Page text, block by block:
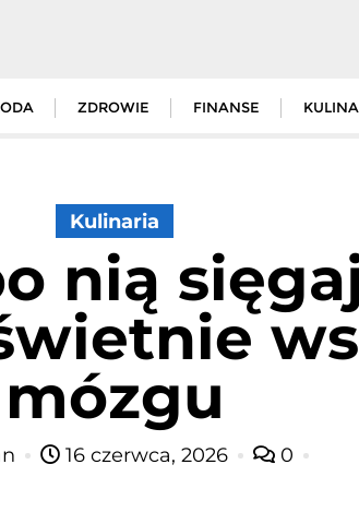
ZDROWIE FINANSE
Kulinaria
nią
mózgu
16 czerwca, 2026 0